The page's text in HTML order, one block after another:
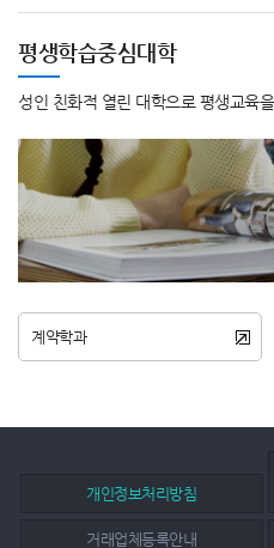
평생학습중심대학
성인 친화적 열린 대학으로 평생교육
계약학과
개인정보처리방침
거래업체등록안내